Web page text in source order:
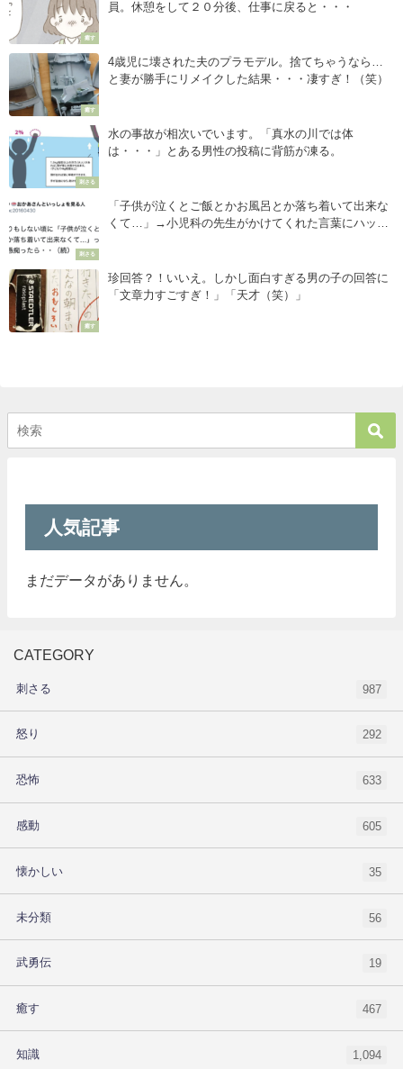
癒す
員。休憩をして２０分後、仕事に戻ると・・・
癒す
4歳児に壊された夫のプラモデル。捨てちゃうなら…
と妻が勝手にリメイクした結果・・・凄すぎ！（笑）
刺さる
水の事故が相次いでいます。「真水の川では体
は・・・」とある男性の投稿に背筋が凍る。
刺さる
「子供が泣くとご飯とかお風呂とか落ち着いて出来な
くて…」→小児科の先生がかけてくれた言葉にハッと
癒す
珍回答？！いいえ。しかし面白すぎる男の子の回答に
「文章力すごすぎ！」「天才（笑）」
人気記事
まだデータがありません。
CATEGORY
刺さる 987
怒り 292
恐怖 633
感動 605
懐かしい 35
未分類 56
武勇伝 19
癒す 467
知識 1,094